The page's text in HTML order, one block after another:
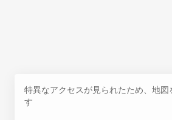
特異なアクセスが見られたため、地図
す